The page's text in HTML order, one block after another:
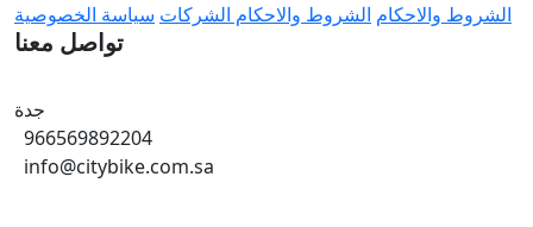
الشروط والاحكام الشروط والاحكام الشركات سياسة الخصوصية
تواصل معنا
جدة
966569892204
info@citybike.com.sa